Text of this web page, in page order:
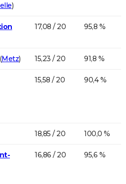
)
17,08 / 20 95,8 %
(Metz) 15,23 / 20 91,8 %
15,58 / 20 90,4 %
18,85 / 20 100,0 %
16,86 / 20 95,6 %